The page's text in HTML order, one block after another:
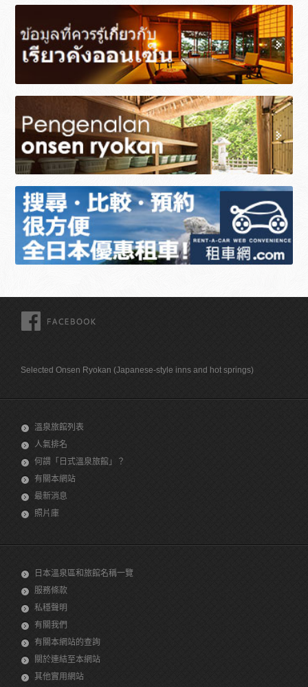
Selected Onsen Ryokan (Japanese-style inns and hot springs)
溫泉旅館列表
人氣排名
何謂「日式溫泉旅館」？
有關本網站
最新消息
照片庫
日本溫泉區和旅館名稱一覽
服務條款
私穩聲明
有關我們
有關本網站的查詢
關於連結至本網站
其他實用網站